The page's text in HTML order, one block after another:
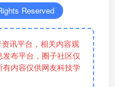
来电驱壳体约 10% 的
Reserved
讯平台，相关内容观
布平台，圈子社区仅
内容仅供网友科技学